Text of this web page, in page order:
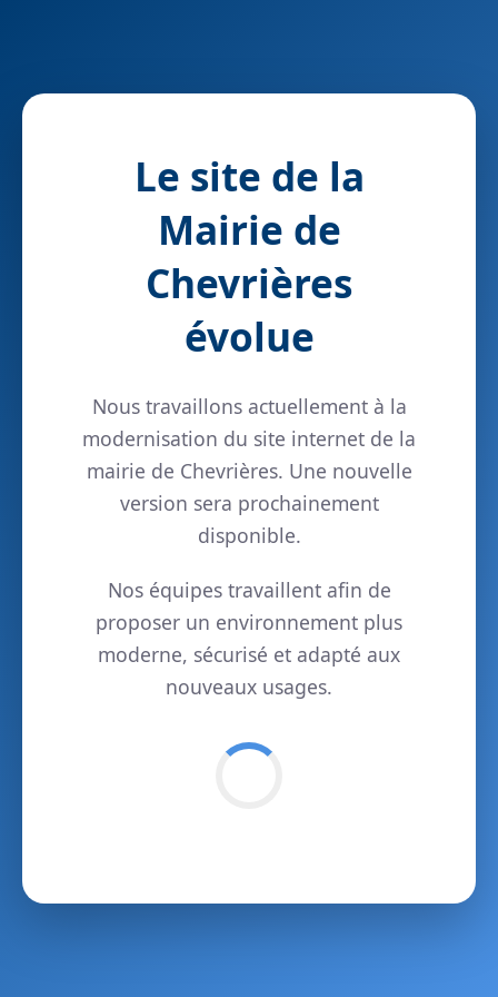
Le site de la
Mairie de
Chevrières
évolue
Nous travaillons actuellement à la
modernisation du site internet de la
mairie de Chevrières. Une nouvelle
version sera prochainement
disponible.
Nos équipes travaillent afin de
proposer un environnement plus
moderne, sécurisé et adapté aux
nouveaux usages.